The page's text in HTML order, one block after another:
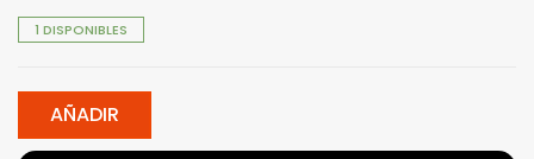
1 DISPONIBLES
AÑADIR